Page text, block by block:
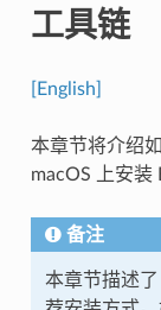
工具链
[English]
本章节将介绍
macOS 上安装
备注
本章节描述